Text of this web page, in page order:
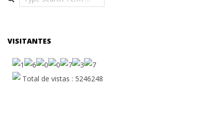
VISITANTES
Total de vistas : 5246248